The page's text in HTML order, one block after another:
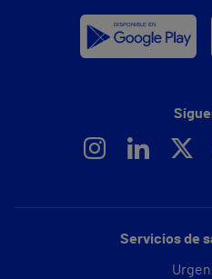
Servicios de